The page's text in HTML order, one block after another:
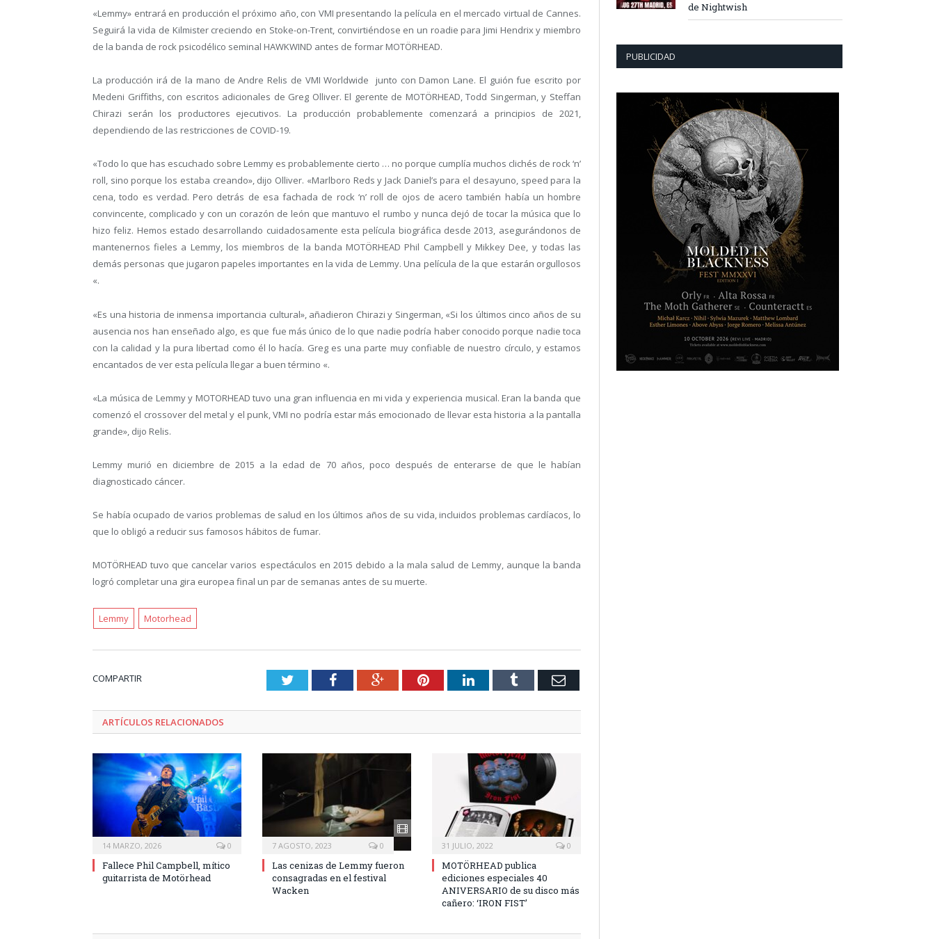
«Lemmy» entrará en producción el próximo año, con VMI presentando la película en el mercado virtual de Cannes.
Seguirá la vida de Kilmister creciendo en Stoke-on-Trent, convirtiéndose en un roadie para Jimi Hendrix y miembro
de la banda de rock psicodélico seminal HAWKWIND antes de formar MOTÖRHEAD.
La producción irá de la mano de Andre Relis de VMI Worldwide junto con Damon Lane. El guión fue escrito por
Medeni Griffiths, con escritos adicionales de Greg Olliver. El gerente de MOTÖRHEAD, Todd Singerman, y Steffan
Chirazi serán los productores ejecutivos. La producción probablemente comenzará a principios de 2021,
dependiendo de las restricciones de COVID-19.
«Todo lo que has escuchado sobre Lemmy es probablemente cierto … no porque cumplía muchos clichés de rock ‘n’
roll, sino porque los estaba creando», dijo Olliver. «Marlboro Reds y Jack Daniel’s para el desayuno, speed para la
cena, todo es verdad. Pero detrás de esa fachada de rock ‘n’ roll de ojos de acero también había un hombre
convincente, complicado y con un corazón de león que mantuvo el rumbo y nunca dejó de tocar la música que lo
hizo feliz. Hemos estado desarrollando cuidadosamente esta película biográfica desde 2013, asegurándonos de
mantenernos fieles a Lemmy, los miembros de la banda MOTÖRHEAD Phil Campbell y Mikkey Dee, y todas las
demás personas que jugaron papeles importantes en la vida de Lemmy. Una película de la que estarán orgullosos
«.
«Es una historia de inmensa importancia cultural», añadieron Chirazi y Singerman, «Si los últimos cinco años de su
ausencia nos han enseñado algo, es que fue más único de lo que nadie podría haber conocido porque nadie toca
con la calidad y la pura libertad como él lo hacía. Greg es una parte muy confiable de nuestro círculo, y estamos
encantados de ver esta película llegar a buen término «.
«La música de Lemmy y MOTORHEAD tuvo una gran influencia en mi vida y experiencia musical. Eran la banda que
comenzó el crossover del metal y el punk, VMI no podría estar más emocionado de llevar esta historia a la pantalla
grande», dijo Relis.
Lemmy murió en diciembre de 2015 a la edad de 70 años, poco después de enterarse de que le habían
diagnosticado cáncer.
Se había ocupado de varios problemas de salud en los últimos años de su vida, incluidos problemas cardíacos, lo
que lo obligó a reducir sus famosos hábitos de fumar.
MOTÖRHEAD tuvo que cancelar varios espectáculos en 2015 debido a la mala salud de Lemmy, aunque la banda
logró completar una gira europea final un par de semanas antes de su muerte.
Lemmy Motorhead
COMPARTIR TwitterFacebookGoogle+PinterestLinkedInTumblr Email
ARTÍCULOS RELACIONADOS
14 MARZO, 2026 0
Fallece Phil Campbell, mítico
guitarrista de Motörhead
7 AGOSTO, 2023 0
Las cenizas de Lemmy fueron
consagradas en el festival
Wacken
31 JULIO, 2022 0
MOTÖRHEAD publica
ediciones especiales 40
ANIVERSARIO de su disco más
cañero: ‘IRON FIST’
de Nightwish
PUBLICIDAD